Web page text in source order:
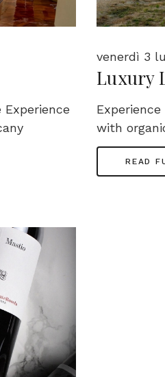
Experience
venerdì 3
Luxury
with
READ